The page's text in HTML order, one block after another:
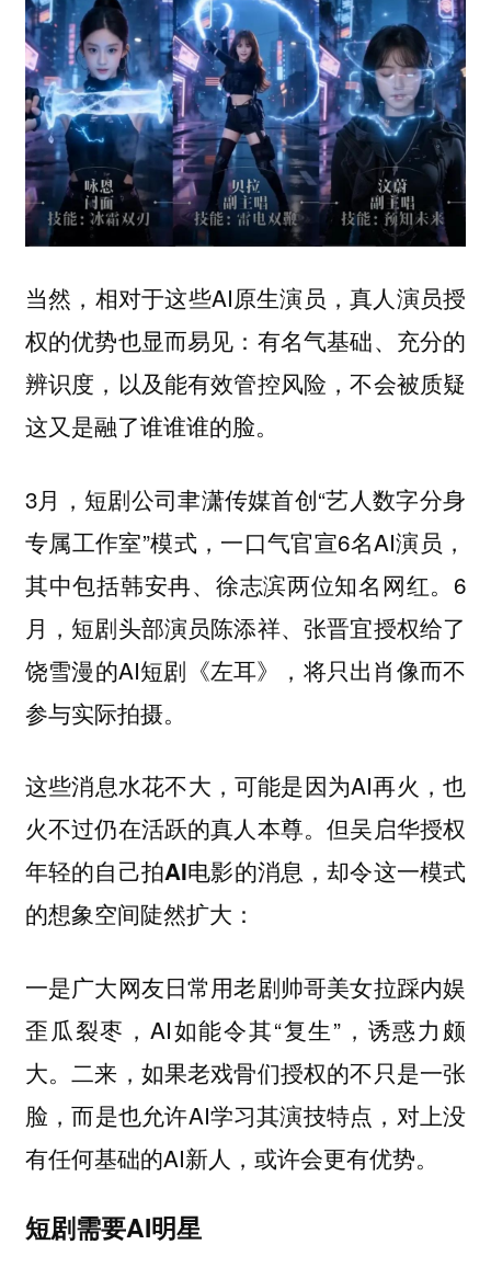
当然，相对于这些AI原生演员，真人演员授
权的优势也显而易见：有名气基础、充分的
辨识度，以及能有效管控风险，不会被质疑
这又是融了谁谁谁的脸。
3月，短剧公司聿潇传媒首创“艺人数字分身
专属工作室”模式，一口气官宣6名AI演员，
其中包括韩安冉、徐志滨两位知名网红。6
月，短剧头部演员陈添祥、张晋宜授权给了
饶雪漫的AI短剧《左耳》，将只出肖像而不
参与实际拍摄。
这些消息水花不大，可能是因为AI再火，也
火不过仍在活跃的真人本尊。但吴启华授权
年轻的自己拍AI电影的消息，却令这一模式
的想象空间陡然扩大：
一是广大网友日常用老剧帅哥美女拉踩内娱
歪瓜裂枣，AI如能令其“复生”，诱惑力颇
大。二来，如果老戏骨们授权的不只是一张
脸，而是也允许AI学习其演技特点，对上没
有任何基础的AI新人，或许会更有优势。
短剧需要AI明星